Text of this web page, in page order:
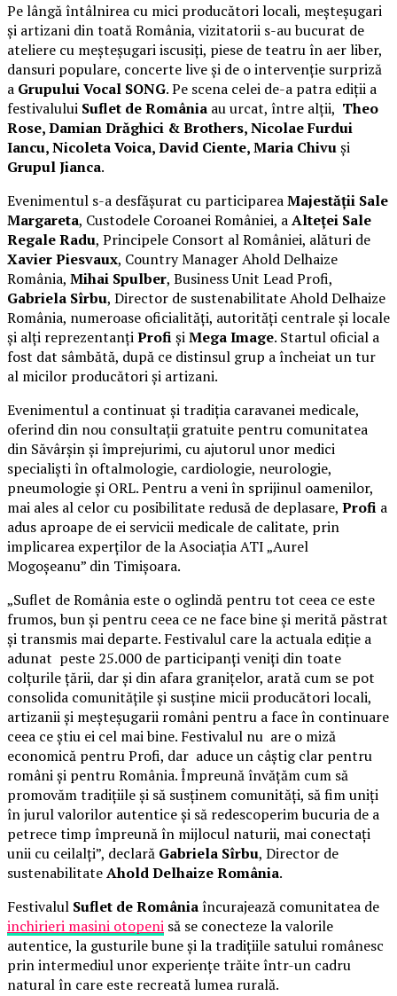
Pe lângă întâlnirea cu mici producători locali, meșteșugari
și artizani din toată România, vizitatorii s-au bucurat de
ateliere cu meșteșugari iscusiți, piese de teatru în aer liber,
dansuri populare, concerte live și de o intervenție surpriză
a Grupului Vocal SONG. Pe scena celei de-a patra ediții a
festivalului Suflet de România au urcat, între alții, Theo
Rose, Damian Drăghici & Brothers, Nicolae Furdui
Iancu, Nicoleta Voica, David Ciente, Maria Chivuși
Grupul Jianca.
Evenimentul s-a desfășurat cu participareaMajestății Sale
Margareta, Custodele Coroanei României, aAlteței Sale
Regale Radu, Principele Consort al României, alături de
Xavier Piesvaux, Country Manager Ahold Delhaize
România, Mihai Spulber, Business Unit Lead Profi,
Gabriela Sîrbu, Director de sustenabilitate Ahold Delhaize
România, numeroase oficialități, autorități centrale și locale
și alți reprezentanțiProfișiMega Image. Startul oficial a
fost dat sâmbătă, după ce distinsul grup a încheiat un tur
al micilor producători și artizani.
Evenimentul a continuat și tradiția caravanei medicale,
oferind din nou consultații gratuite pentru comunitatea
din Săvârșin și împrejurimi, cu ajutorul unor medici
specialiști în oftalmologie, cardiologie, neurologie,
pneumologie și ORL. Pentru a veni în sprijinul oamenilor,
mai ales al celor cu posibilitate redusă de deplasare, Profi a
adus aproape de ei servicii medicale de calitate, prin
implicarea experților de la Asociația ATI „Aurel
Mogoșeanu” din Timișoara.
„Suflet de România este o oglindă pentru tot ceea ce este
frumos, bun și pentru ceea ce ne face bine și merită păstrat
și transmis mai departe. Festivalul care la actuala ediție a
adunat peste 25.000 de participanți veniți din toate
colțurile țării, dar și din afara granițelor, arată cum se pot
consolida comunitățile și susține micii producători locali,
artizanii și meșteșugarii români pentru a face în continuare
ceea ce știu ei cel mai bine. Festivalul nu are o miză
economică pentru Profi, dar aduce un câștig clar pentru
români și pentru România. Împreună învățăm cum să
promovăm tradițiile și să susținem comunități, să fim uniți
în jurul valorilor autentice și să redescoperim bucuria de a
petrece timp împreună în mijlocul naturii, mai conectați
unii cu ceilalți”, declară Gabriela Sîrbu, Director de
sustenabilitateAhold Delhaize România.
Festivalul Suflet de Româniaîncurajează comunitatea de
inchirieri masini otopeni să se conecteze la valorile
autentice, la gusturile bune și la tradițiile satului românesc
prin intermediul unor experiențe trăite într-un cadru
natural în care este recreată lumea rurală.